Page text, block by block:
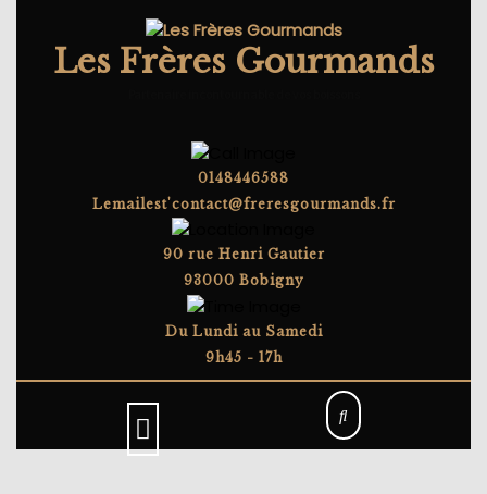
contentLes Frères Gourmands
0148446588
Lemailest'contact@freresgourmands.fr
90 rue Henri Gautier
93000 Bobigny
Du Lundi au Samedi
9h45 - 17h